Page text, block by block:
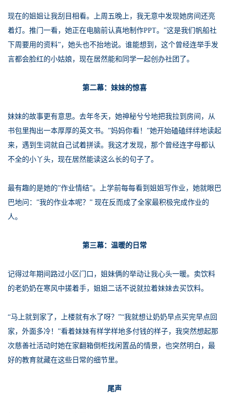
现在的姐姐让我刮目相看。上周五晚上，我无意中发现她房间还亮
着灯。推门一看，她正在电脑前认真地制作PPT。”这是我们帆船社
下周要用的资料”，她头也不抬地说。谁能想到，这个曾经连举手发
言都会脸红的小姑娘，现在居然能和同学一起创办社团了。
第二幕：妹妹的惊喜
妹妹的故事更有意思。去年冬天，她神秘兮兮地把我拉到房间，从
书包里掏出一本厚厚的英文书。”妈妈你看！”她开始磕磕绊绊地读起
来，遇到生词就自己试着拼读。我这才发现，那个曾经连字母都认
不全的小丫头，现在居然能读这么长的句子了。
最有趣的是她的”作业情结”。上学前每每看到姐姐写作业，她就眼巴
巴地问：”我的作业本呢？” 现在反而成了全家最积极完成作业的
人。
第三幕：温暖的日常
记得过年期间路过小区门口，姐妹俩的举动让我心头一暖。卖饮料
的老奶奶在寒风中搓着手，姐姐二话不说就拉着妹妹去买饮料。
“马上就到家了，上楼就有水了呀？”“我就想让奶奶早点买完早点回
家，外面多冷！”看着妹妹有样学样地多付钱的样子，我突然想起那
次慈善社活动时她在家翻箱倒柜找闲置品的情景，也突然明白，最
好的教育就藏在这些日常的细节里。
尾声